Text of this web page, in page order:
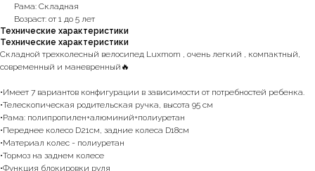
Рама: Складная
Возраст: от 1 до 5 лет
Технические характеристики
Технические характеристики
Складной трехколесный велосипед Luxmom , очень легкий , компактный,
современный и маневренный🔥
•Имеет 7 вариантов конфигурации в зависимости от потребностей ребенка.
•Телескопическая родительская ручка, высота 95 см
•Рама: полипропилен+алюминий+полиуретан
•Переднее колесо D21см, задние колеса D18см
•Материал колес - полиуретан
•Тормоз на заднем колесе
•Функция блокировки руля